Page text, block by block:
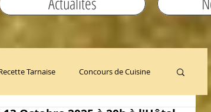
Tarnaise Concours de Cuisine